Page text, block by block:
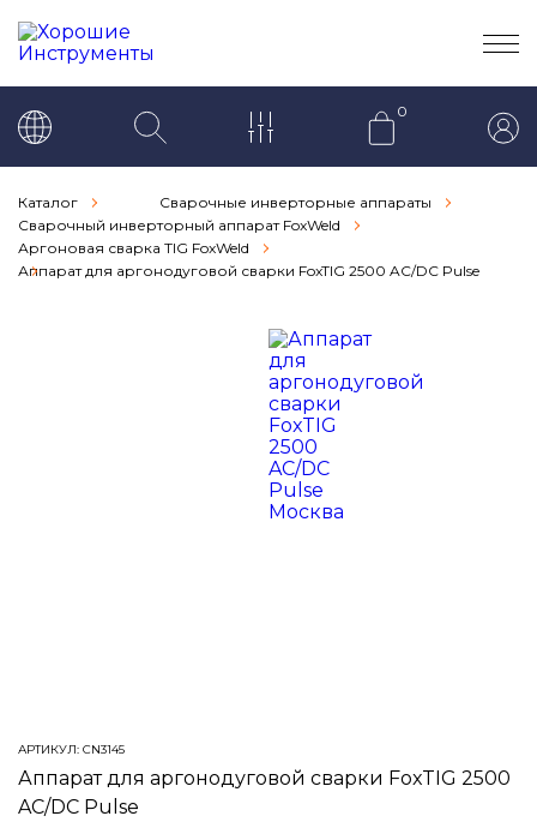
0
Каталог
Сварочные инверторные аппараты
Сварочный инверторный аппарат FoxWeld
Аргоновая сварка TIG FoxWeld
Аппарат для аргонодуговой сварки FoxTIG 2500 AC/DC Pulse
АРТИКУЛ: CN3145
Аппарат для аргонодуговой сварки FoxTIG 2500
AC/DC Pulse